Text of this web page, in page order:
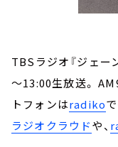
TBSラジオ『ジェー
～13:00生放送。
トフォンはradiko
ラジオクラウドや、